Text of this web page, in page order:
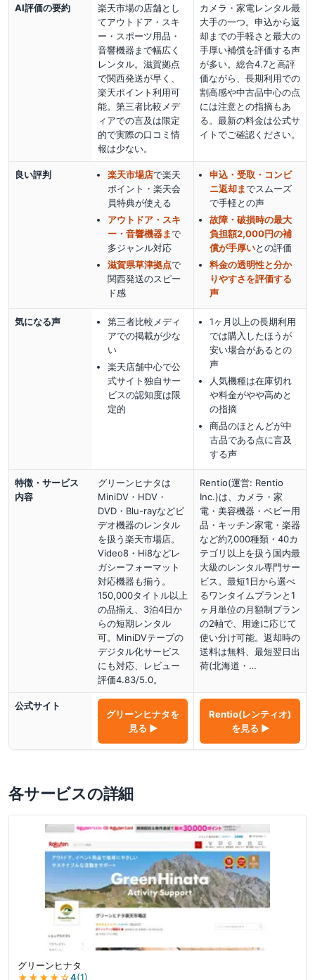
AI評価の要約
楽天市場の店舗とし
てアウトドア・スキ
ー・スポーツ用品・
音響機器まで幅広く
レンタル。滋賀拠点
で関西発送が早く、
楽天ポイント利用可
能。第三者比較メデ
ィアでの言及は限定
的で実際の口コミ情
報は少ない。
カメラ・家電レンタル最
大手の一つ。申込から返
却までの手軽さと最大の
手厚い補償を評価する声
が多い。総合4.7と高評
価ながら、長期利用での
割高感や中古品中心の点
には注意との指摘もあ
る。最新の料金は公式サ
イトでご確認ください。
良い評判 楽天市場店で楽天
ポイント・楽天会
員特典が使える
アウトドア・スキ
ー・音響機器まで
多ジャンル対応
滋賀県草津拠点で
関西発送のスピー
ド感
申込・受取・コンビ
ニ返却までスムーズ
で手軽との声
故障・破損時の最大
負担額2,000円の補
償が手厚いとの評価
料金の透明性と分か
りやすさを評価する
声
気になる声
第三者比較メディ
アでの掲載が少な
い
楽天店舗中心で公
式サイト独自サー
ビスの認知度は限
定的
1ヶ月以上の長期利用
では購入したほうが
安い場合があるとの
声
人気機種は在庫切れ
や料金がやや高めと
の指摘
商品のほとんどが中
古品である点に言及
する声
特徴・サービス
内容
グリーンヒナタは
MiniDV・HDV・
DVD・Blu-rayなどビ
デオ機器のレンタル
を扱う楽天市場店。
Video8・Hi8などレ
ガシーフォーマット
対応機器も揃う。
150,000タイトル以上
の品揃え、3泊4日か
らの短期レンタル
可。MiniDVテープの
デジタル化サービス
にも対応、レビュー
評価4.83/5.0。
Rentio(運営: Rentio
Inc.)は、カメラ・家
電・美容機器・ベビー用
品・キッチン家電・楽器
など約7,000種類・40カ
テゴリ以上を扱う国内最
大級のレンタル専門サー
ビス。最短1日から選べ
るワンタイムプランと1
ヶ月単位の月額制プラン
の2軸で、用途に応じて
使い分け可能。返却時の
送料は無料、最短翌日出
荷(北海道・…
公式サイト
グリーンヒナタを
見る ▶
Rentio(レンティオ)
を見る ▶
各サービスの詳細
グリーンヒナタ
★★★★☆4(1)